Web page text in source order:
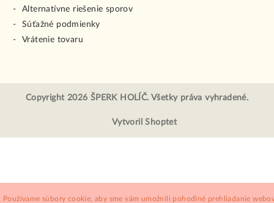
Používame súbory cookie, aby sme vám umožnili pohodlné prehliadanie
Alternatívne riešenie sporov
Súťažné podmienky
Vrátenie tovaru
Copyright 2026 ŠPERK HOLÍČ. Všetky práva vyhradené.
Vytvoril Shoptet